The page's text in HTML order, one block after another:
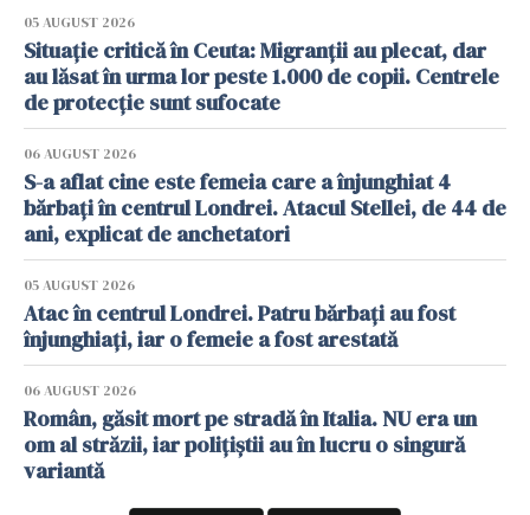
05 AUGUST 2026
Situație critică în Ceuta: Migranții au plecat, dar
au lăsat în urma lor peste 1.000 de copii. Centrele
de protecție sunt sufocate
06 AUGUST 2026
S-a aflat cine este femeia care a înjunghiat 4
bărbați în centrul Londrei. Atacul Stellei, de 44 de
ani, explicat de anchetatori
05 AUGUST 2026
Atac în centrul Londrei. Patru bărbați au fost
înjunghiați, iar o femeie a fost arestată
06 AUGUST 2026
Român, găsit mort pe stradă în Italia. NU era un
om al străzii, iar polițiștii au în lucru o singură
variantă